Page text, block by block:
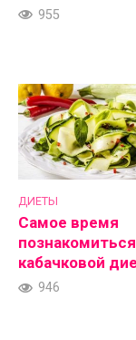
955
ДИЕТЫ
Самое время
кабачковой
946